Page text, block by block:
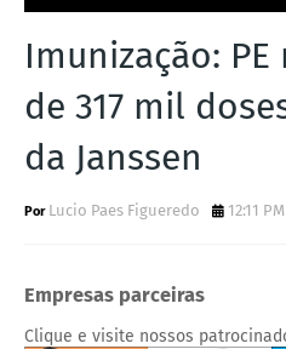
Imunização:
de 317 mil
da Janssen
Lucio Paes Figueredo 12:11 PM
Empresas parceiras
Clique e visite nossos